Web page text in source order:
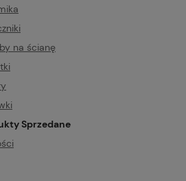
na ścianę
Sprzedane